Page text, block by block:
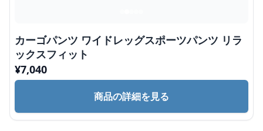
カーゴパンツ ワイドレッグスポーツパンツ リラ
ックスフィット
¥7,040
商品の詳細を見る